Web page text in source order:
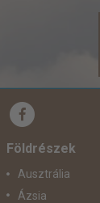
Földrészek
Ausztrália
Ázsia